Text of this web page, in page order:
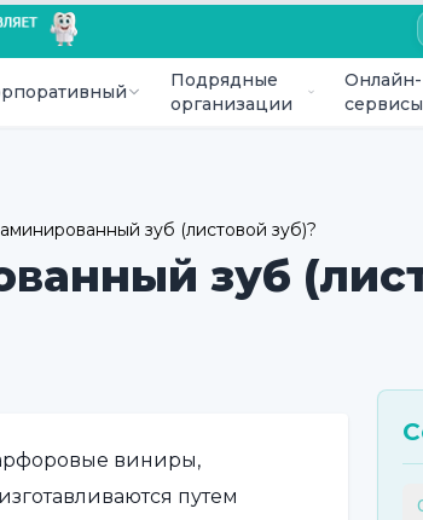
Подрядные
организации
Онлайн-
сервисы
зуб (листовой зуб)?
зуб
виниры,
путем